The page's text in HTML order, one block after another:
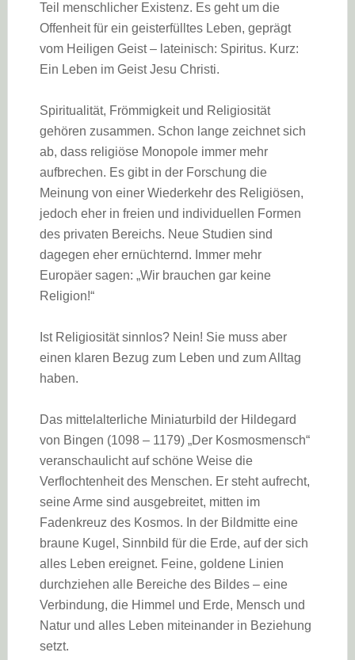
Teil menschlicher Existenz. Es geht um die
Offenheit für ein geisterfülltes Leben, geprägt
vom Heiligen Geist – lateinisch: Spiritus. Kurz:
Ein Leben im Geist Jesu Christi.
Spiritualität, Frömmigkeit und Religiosität
gehören zusammen. Schon lange zeichnet sich
ab, dass religiöse Monopole immer mehr
aufbrechen. Es gibt in der Forschung die
Meinung von einer Wiederkehr des Religiösen,
jedoch eher in freien und individuellen Formen
des privaten Bereichs. Neue Studien sind
dagegen eher ernüchternd. Immer mehr
Europäer sagen: „Wir brauchen gar keine
Religion!“
Ist Religiosität sinnlos? Nein! Sie muss aber
einen klaren Bezug zum Leben und zum Alltag
haben.
Das mittelalterliche Miniaturbild der Hildegard
von Bingen (1098 – 1179) „Der Kosmosmensch“
veranschaulicht auf schöne Weise die
Verflochtenheit des Menschen. Er steht aufrecht,
seine Arme sind ausgebreitet, mitten im
Fadenkreuz des Kosmos. In der Bildmitte eine
braune Kugel, Sinnbild für die Erde, auf der sich
alles Leben ereignet. Feine, goldene Linien
durchziehen alle Bereiche des Bildes – eine
Verbindung, die Himmel und Erde, Mensch und
Natur und alles Leben miteinander in Beziehung
setzt.